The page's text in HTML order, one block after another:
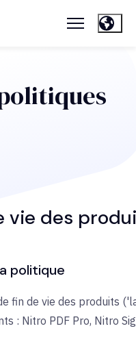
vie des
politique
fin de vie des produits
: Nitro PDF Pro, Nitro